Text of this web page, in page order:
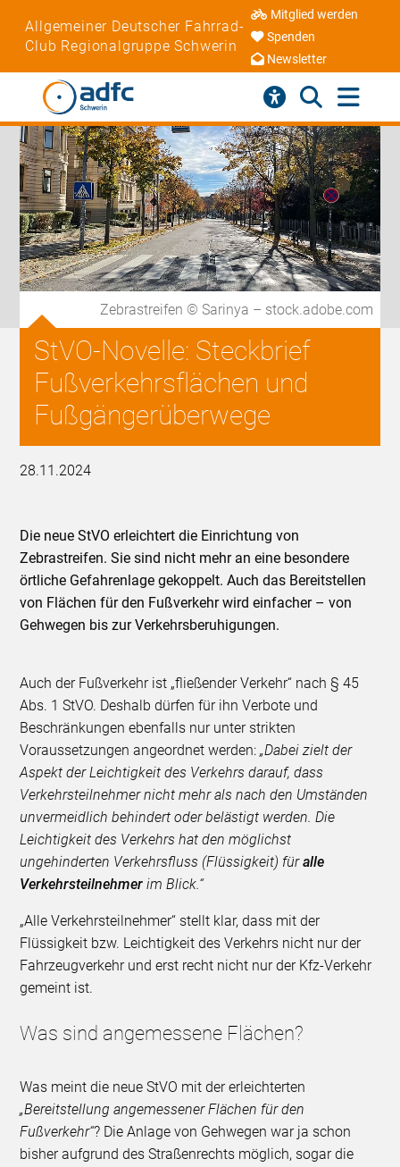
Allgemeiner Deutscher Fahrrad-
Club Regionalgruppe Schwerin
Mitglied werden
Spenden
Newsletter
Zebrastreifen © Sarinya – stock.adobe.com
StVO-Novelle: Steckbrief
Fußverkehrsflächen und
Fußgängerüberwege
28.11.2024
Die neue StVO erleichtert die Einrichtung von
Zebrastreifen. Sie sind nicht mehr an eine besondere
örtliche Gefahrenlage gekoppelt. Auch das Bereitstellen
von Flächen für den Fußverkehr wird einfacher – von
Gehwegen bis zur Verkehrsberuhigungen.
Auch der Fußverkehr ist „fließender Verkehr“ nach § 45
Abs. 1 StVO. Deshalb dürfen für ihn Verbote und
Beschränkungen ebenfalls nur unter strikten
Voraussetzungen angeordnet werden:„Dabei zielt der
Aspekt der Leichtigkeit des Verkehrs darauf, dass
Verkehrsteilnehmer nicht mehr als nach den Umständen
unvermeidlich behindert oder belästigt werden. Die
Leichtigkeit des Verkehrs hat den möglichst
ungehinderten Verkehrsfluss (Flüssigkeit) füralle
Verkehrsteilnehmer im Blick.“
„Alle Verkehrsteilnehmer“ stellt klar, dass mit der
Flüssigkeit bzw. Leichtigkeit des Verkehrs nicht nur der
Fahrzeugverkehr und erst recht nicht nur der Kfz-Verkehr
gemeint ist.
Was sind angemessene Flächen?
Was meint die neue StVO mit der erleichterten
„Bereitstellung angemessener Flächen für den
Fußverkehr“? Die Anlage von Gehwegen war ja schon
bisher aufgrund des Straßenrechts möglich, sogar die